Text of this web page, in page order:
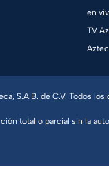
en
TV
S.A.B. de C.V. Todos
total o parcial sin la